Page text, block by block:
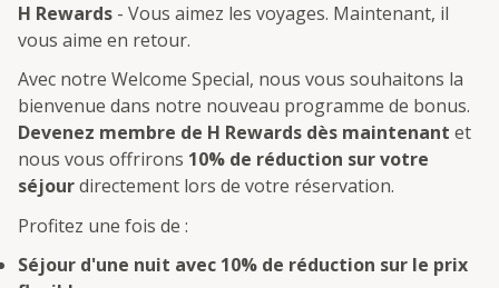
H Rewards - Vous aimez les voyages. Maintenant, il
vous aime en retour.
Avec notre Welcome Special, nous vous souhaitons la
bienvenue dans notre nouveau programme de bonus.
Devenez membre de H Rewards dès maintenant et
nous vous offrirons 10% de réduction sur votre
séjourdirectement lors de votre réservation.
Profitez une fois de :
Séjour d'une nuit avec 10% de réduction sur le prix